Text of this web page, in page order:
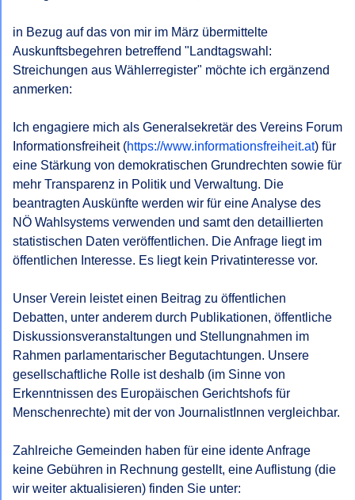
Bescheides gem § 6 NÖ AuskunftsG.
Mit freundlichen Grüßen,
in Bezug auf das von mir im März übermittelte
Auskunftsbegehren betreffend "Landtagswahl:
Streichungen aus Wählerregister" möchte ich ergänzend
anmerken:
Ich engagiere mich als Generalsekretär des Vereins Forum
Informationsfreiheit (https://www.informationsfreiheit.at) für
eine Stärkung von demokratischen Grundrechten sowie für
mehr Transparenz in Politik und Verwaltung. Die
beantragten Auskünfte werden wir für eine Analyse des
NÖ Wahlsystems verwenden und samt den detaillierten
statistischen Daten veröffentlichen. Die Anfrage liegt im
öffentlichen Interesse. Es liegt kein Privatinteresse vor.
Unser Verein leistet einen Beitrag zu öffentlichen
Debatten, unter anderem durch Publikationen, öffentliche
Diskussionsveranstaltungen und Stellungnahmen im
Rahmen parlamentarischer Begutachtungen. Unsere
gesellschaftliche Rolle ist deshalb (im Sinne von
Erkenntnissen des Europäischen Gerichtshofs für
Menschenrechte) mit der von JournalistInnen vergleichbar.
Zahlreiche Gemeinden haben für eine idente Anfrage
keine Gebühren in Rechnung gestellt, eine Auflistung (die